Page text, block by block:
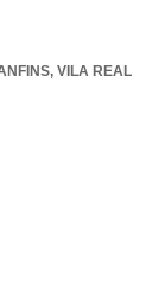
, VILA REAL